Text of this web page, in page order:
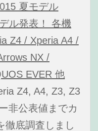
夏モデル
ル発表！ 各機
Z4 / Xperia A4 /
NX /
EVER 他
Z4, A4, Z3, Z3
非公表値までカ
徹底調査しまし